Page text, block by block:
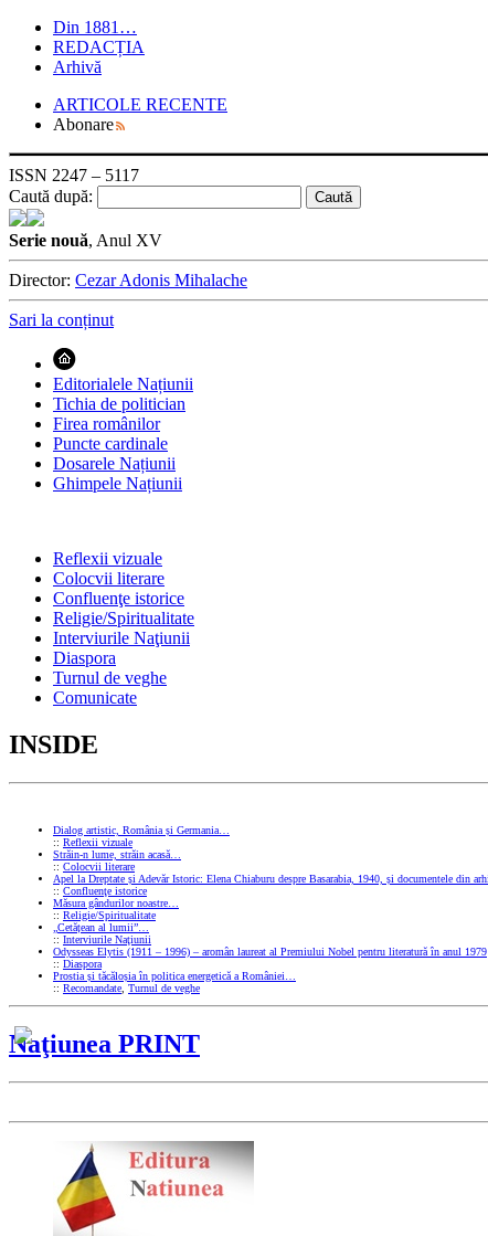
Din 1881…
REDACȚIA
Arhivă
ARTICOLE RECENTE
Abonare
ISSN 2247 – 5117
Caută după:
Serie nouă, Anul XV
Director: Cezar Adonis Mihalache
Sari la conținut
Editorialele Națiunii
Tichia de politician
Firea românilor
Puncte cardinale
Dosarele Națiunii
Ghimpele Națiunii
Reflexii vizuale
Colocvii literare
Confluenţe istorice
Religie/Spiritualitate
Interviurile Naţiunii
Diaspora
Turnul de veghe
Comunicate
INSIDE
Dialog artistic, România și Germania…
:: Reflexii vizuale
Străin-n lume, străin acasă…
:: Colocvii literare
Apel la Dreptate și Adevăr Istoric: Elena Chiaburu despre Basarabia, 1940, și documentele din
:: Confluenţe istorice
Măsura gândurilor noastre…
:: Religie/Spiritualitate
„Cetățean al lumii”…
:: Interviurile Naţiunii
Odysseas Elytis (1911 – 1996) – aromân laureat al Premiului Nobel pentru literatură în anul 1979
:: Diaspora
Prostia și tăcăloșia în politica energetică a României…
:: Recomandate Turnul de veghe
Naţiunea PRINT